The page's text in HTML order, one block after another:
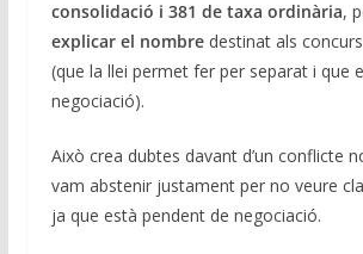
consolidació i 381 de taxa ordinària,
explicar el nombredestinat als
(que la llei permet fer per separat i que
negociació).
Això crea dubtes davant d’un conflicte
vam abstenir justament per no veure
ja que està pendent de negociació.